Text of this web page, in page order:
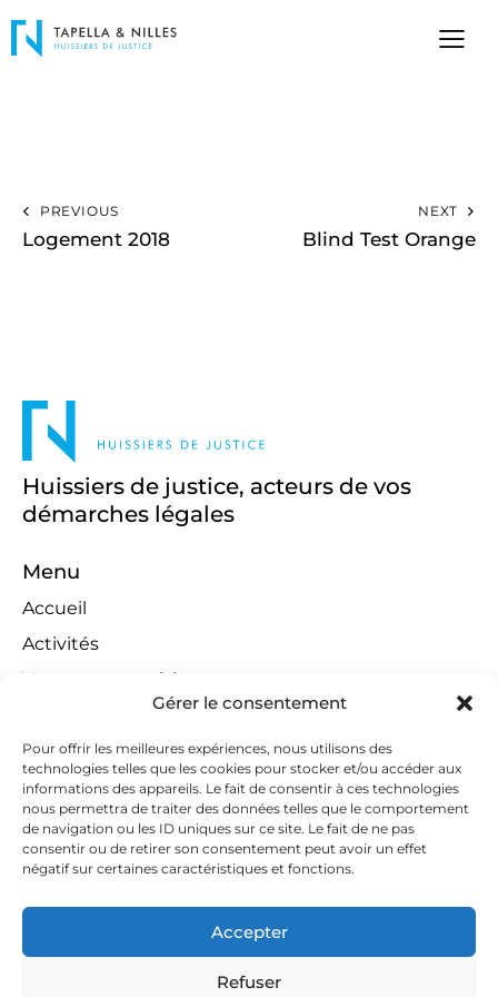
Gérer le consentement
Pour offrir les meilleures expériences, nous utilisons des
technologies telles que les cookies pour stocker et/ou accéder aux
informations des appareils. Le fait de consentir à ces technologies
nous permettra de traiter des données telles que le comportement
de navigation ou les ID uniques sur ce site. Le fait de ne pas
consentir ou de retirer son consentement peut avoir un effet
négatif sur certaines caractéristiques et fonctions.
Accepter
Refuser
PREVIOUS
Logement 2018
NEXT
Blind Test Orange
Huissiers de justice, acteurs de vos
démarches légales
Menu
Accueil
Activités
Ventes aux enchères
Compétences territoriales
Jeux concours
Liens
Contact
Contactez-nous